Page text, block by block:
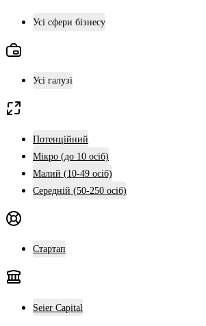
Усі сфери бізнесу
Усі галузі
Потенційний
Мікро (до 10 осіб)
Малий (10-49 осіб)
Середній (50-250 осіб)
Стартап
Seier Capital